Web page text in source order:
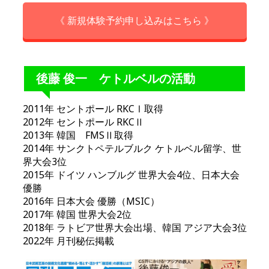
《 新規体験予約申し込みはこちら 》
後藤 俊一 ケトルベルの活動
2011年 セントポール RKCⅠ取得
2012年 セントポール RKCⅡ
2013年 韓国 FMSⅡ取得
2014年 サンクトペテルブルク ケトルベル留学、世
界大会3位
2015年 ドイツ ハンブルグ 世界大会4位、日本大会
優勝
2016年 日本大会 優勝（MSIC）
2017年 韓国 世界大会2位
2018年 ラトビア世界大会出場、韓国 アジア大会3位
2022年 月刊秘伝掲載